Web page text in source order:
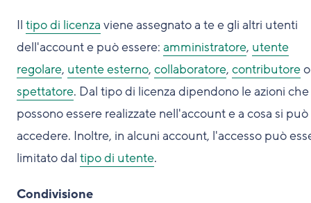
Il tipo di licenza viene assegnato a te e gli altri utenti
dell'account e può essere: amministratore, utente
regolare, utente esterno, collaboratore, contributoreo
spettatore. Dal tipo di licenza dipendono le azioni che
possono essere realizzate nell'account e a cosa si può
accedere. Inoltre, in alcuni account, l'accesso può
limitato dal tipo di utente.
Condivisione